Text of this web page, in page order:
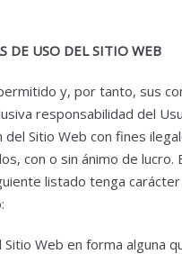
DE USO DEL SITIO WEB
y, por tanto, sus
responsabilidad del
del Sitio Web con fines
con o sin ánimo de lucro.
listado tenga
Sitio Web en forma alguna